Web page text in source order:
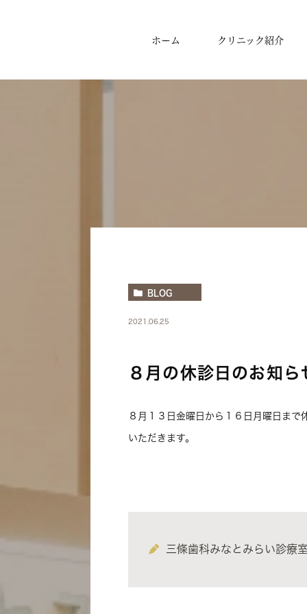
ホーム クリニック紹介
BLOG
2021.06.25
８月の休診日のお知ら
８月１３日金曜日から１６日月曜日まで
いただきます。
三條歯科みなとみらい診療